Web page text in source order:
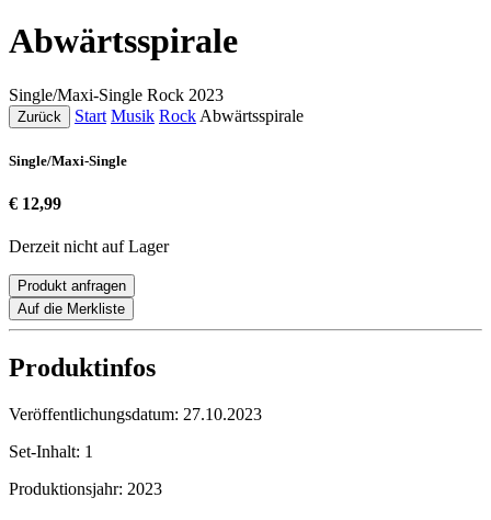
Abwärtsspirale
Single/Maxi-Single Rock 2023
Zurück Start Musik Rock Abwärtsspirale
Single/Maxi-Single
€ 12,99
Derzeit nicht auf Lager
Produkt anfragen
Auf die Merkliste
Produktinfos
Veröffentlichungsdatum: 27.10.2023
Set-Inhalt: 1
Produktionsjahr: 2023